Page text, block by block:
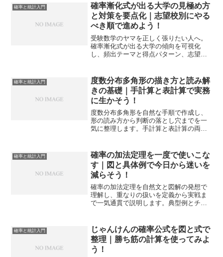
確率と統計入門
確率漸化式が出る大学の見極め方
と対策を要点化｜志望校別にやる
べき順で進めよう！
受験数学のヤマを正しく張りたい人へ。
確率漸化式が出る大学の傾向を可視化
し、頻出テーマと得点パターン、志望校
確率と統計入門
度数分布多角形の描き方と読み解
きの基礎｜手計算と表計算で実務
に生かそう！
度数分布多角形を自然な手順で作成し、
形の読み方から判断の落とし穴までを一
気に整理します。手計算と表計算の両面
確率と統計入門
確率の加法定理を一度で使いこな
す｜図と具体例で今日から迷いを
減らそう！
確率の加法定理を自然文と図解の発想で
理解し、重なりの扱いを定義から実戦ま
で一気通貫で説明します。典型例とチェ
確率と統計入門
じゃんけんの確率公式を図と式で
整理｜勝ち筋の計算を使ってみよ
う！